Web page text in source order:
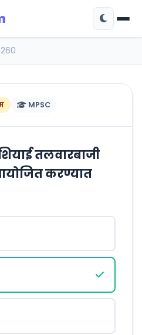
MPSC
तलवारबाजी
करण्यात